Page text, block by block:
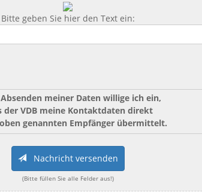
Bitte geben Sie hier den Text ein:
meiner Daten willige ich ein,
der VDB meine Kontaktdaten direkt
genannten Empfänger übermittelt.
Nachricht versenden
(Bitte füllen Sie alle Felder aus!)